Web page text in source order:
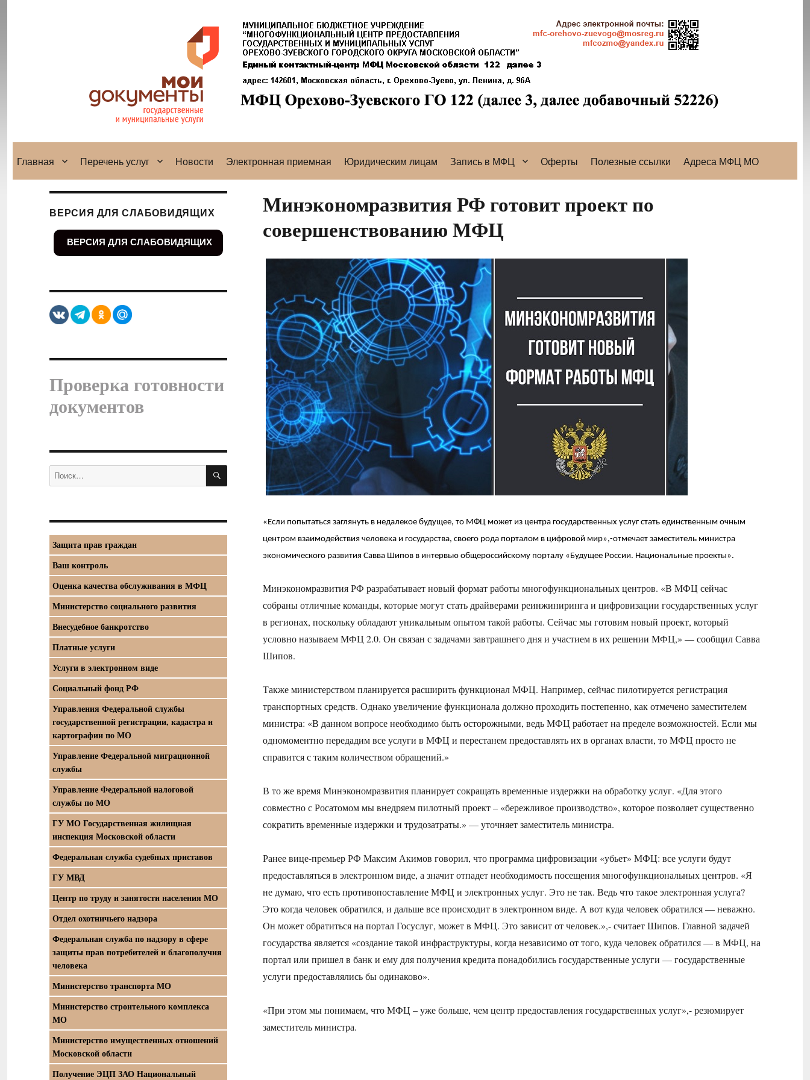
Главная Перечень услуг Новости Электронная приемная Юридическим лицам Запись в МФЦ Оферты Полезные ссылки Адреса МФЦ МО
Минэкономразвития РФ готовит проект по
совершенствованию МФЦ
«Если попытаться заглянуть в недалекое будущее, то МФЦ может из центра государственных услуг стать единственным очным
центром взаимодействия человека и государства, своего рода порталом в цифровой мир»,-отмечает заместитель министра
экономического развития Савва Шипов в интервью общероссийскому порталу «Будущее России. Национальные проекты».
Минэкономразвития РФ разрабатывает новый формат работы многофункциональных центров. «В МФЦ сейчас
собраны отличные команды, которые могут стать драйверами реинжиниринга и цифровизации государственных услуг
в регионах, поскольку обладают уникальным опытом такой работы. Сейчас мы готовим новый проект, который
условно называем МФЦ 2.0. Он связан с задачами завтрашнего дня и участием в их решении МФЦ,» — сообщил Савва
Шипов.
Также министерством планируется расширить функционал МФЦ. Например, сейчас пилотируется регистрация
транспортных средств. Однако увеличение функционала должно проходить постепенно, как отмечено заместителем
министра: «В данном вопросе необходимо быть осторожными, ведь МФЦ работает на пределе возможностей. Если мы
одномоментно передадим все услуги в МФЦ и перестанем предоставлять их в органах власти, то МФЦ просто не
справится с таким количеством обращений.»
В то же время Минэкономразвития планирует сокращать временные издержки на обработку услуг. «Для этого
совместно с Росатомом мы внедряем пилотный проект – «бережливое производство», которое позволяет существенно
сократить временные издержки и трудозатраты.» — уточняет заместитель министра.
Ранее вице-премьер РФ Максим Акимов говорил, что программа цифровизации «убьет» МФЦ: все услуги будут
предоставляться в электронном виде, а значит отпадет необходимоcть посещения многофункциональных центров. «Я
не думаю, что есть противопоставление МФЦ и электронных услуг. Это не так. Ведь что такое электронная услуга?
Это когда человек обратился, и дальше все происходит в электронном виде. А вот куда человек обратился — неважно.
Он может обратиться на портал Госуслуг, может в МФЦ. Это зависит от человек.»,- считает Шипов. Главной задачей
государства является «создание такой инфраструктуры, когда независимо от того, куда человек обратился — в МФЦ, на
портал или пришел в банк и ему для получения кредита понадобились государственные услуги — государственные
услуги предоставлялись бы одинаково».
«При этом мы понимаем, что МФЦ – уже больше, чем центр предоставления государственных услуг»,- резюмирует
заместитель министра.
ВЕРСИЯ ДЛЯ СЛАБОВИДЯЩИХ
ВЕРСИЯ ДЛЯ СЛАБОВИДЯЩИХ
Проверка готовности
документов
Искать: ПОИСК
Защита прав граждан
Ваш контроль
Оценка качества обслуживания в МФЦ
Министерство социального развития
Внесудебное банкротство
Платные услуги
Услуги в электронном виде
Социальный фонд РФ
Управления Федеральной службы
государственной регистрации, кадастра и
картографии по МО
Управление Федеральной миграционной
службы
Управление Федеральной налоговой
службы по МО
ГУ МО Государственная жилищная
инспекция Московской области
Федеральная служба судебных приставов
ГУ МВД
Центр по труду и занятости населения МО
Отдел охотничьего надзора
Федеральная служба по надзору в сфере
защиты прав потребителей и благополучия
человека
Министерство транспорта МО
Министерство строительного комплекса
МО
Министерство имущественных отношений
Московской области
Получение ЭЦП ЗАО Национальный